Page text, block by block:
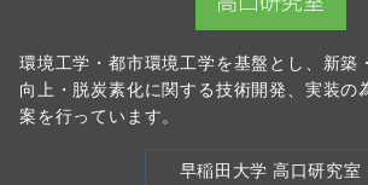
環境工学・都市環境工学を基盤とし、新築
向上・脱炭素化に関する技術開発、実装の
案を行っています。
早稲田大学 高口研究室